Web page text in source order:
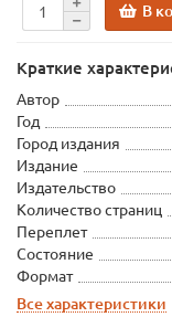
В
Краткие
Автор
Год
Город издания
Издание
Издательство
Количество страниц
Переплет
Состояние
Формат
Все характеристики